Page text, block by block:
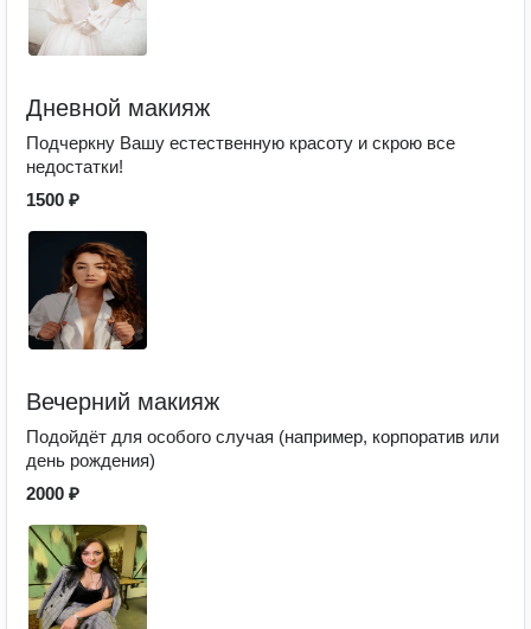
Дневной макияж
Подчеркну Вашу естественную красоту и скрою все
недостатки!
1500 ₽
Вечерний макияж
Подойдёт для особого случая (например, корпоратив или
день рождения)
2000 ₽